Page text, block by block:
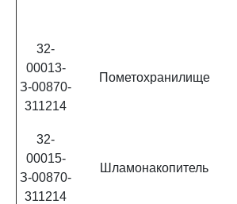
32-
00013-
З-00870-
311214
Пометохранилище
32-
00015-
З-00870-
311214
Шламонакопитель